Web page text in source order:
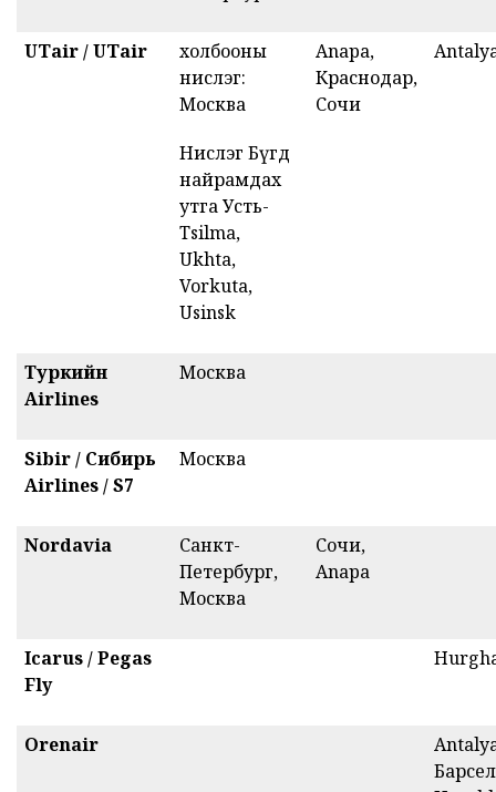
UTair /UTair
холбооны
нислэг:
Москва
Нислэг Бүгд
найрамдах
утга Усть-
Tsilma,
Ukhta,
Vorkuta,
Usinsk
Anapa,
Краснодар,
Сочи
Туркийн
Airlines
Москва
Sibir/ Сибирь
Airlines/S7
Москва
Nordavia
Санкт-
Петербург,
Москва
Сочи,
Anapa
Icarus /Pegas
Fly
Orenair